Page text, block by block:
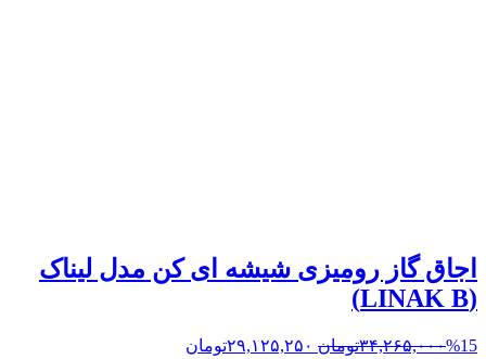
اجاق گاز رومیزی شیشه ای کن مدل لیناک
(LINAK B)
%15۳۴,۲۶۵,۰۰۰تومان ۲۹,۱۲۵,۲۵۰تومان